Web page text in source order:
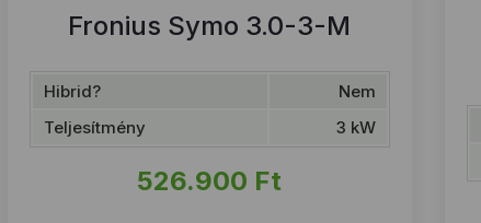
Fronius Symo 3.0-3-M
Hibrid?
Nem
Teljesítmény
3 kW
526.900 Ft